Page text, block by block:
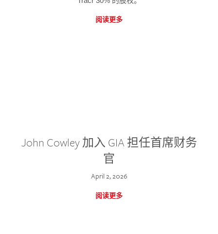
阅读更多
John Cowley 加入 GIA 担任首席财务
官
April 2, 2026
阅读更多